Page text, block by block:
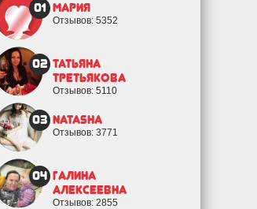
01 Мария
Отзывов: 5352
02 Татьяна
Третьякова
Отзывов: 5110
03 natasha
Отзывов: 3771
04 Галина
Алексеевна
Отзывов: 2855